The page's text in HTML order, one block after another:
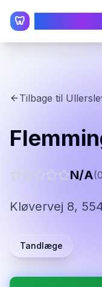
🦷
Tilbage til
N/A(0
Kløvervej 8,
Tandlæge